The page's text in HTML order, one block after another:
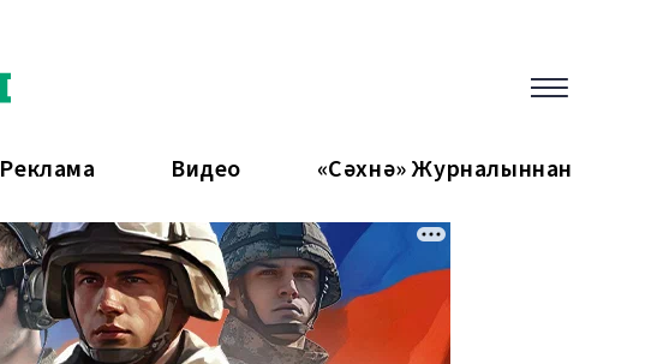
Реклама Видео «Сәхнә» Журналыннан